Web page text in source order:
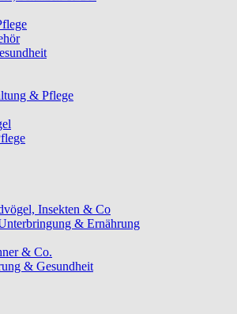
& Pflege
Insekten & Co
& Ernährung
& Co.
& Gesundheit